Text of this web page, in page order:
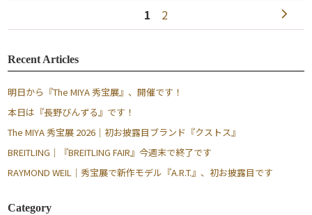
1 2
Recent Articles
明日から『The MIYA 秀宝展』、開催です！
本日は『長野びんずる』です！
The MIYA 秀宝展 2026｜初お披露目ブランド『クストス』
BREITLING｜『BREITLING FAIR』今週末で終了です
RAYMOND WEIL｜秀宝展で新作モデル『A.R.T.』、初お披露目です
Category